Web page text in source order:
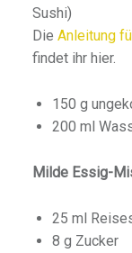
Sushi)
Die Anleitung
findet ihr hier.
150 g
200 ml
Milde Essig-
25 ml
8 g Zucker